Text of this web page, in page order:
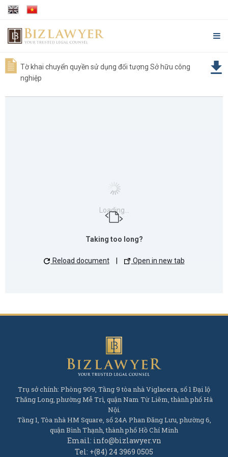
Tờ khai chuyển quyền sử dụng đối tượng Sở hữu công
nghiệp
Loading...
Taking too long?
Reload document Open in new tab
Trụ sở chính: Phòng 909, Tầng 9 tòa nhà Viglacera, số 1 Đại lộ
Thăng Long, phường Mễ Trì, quận Nam Từ Liêm, thành phố Hà
Nội.
Tầng 1, Tòa nhà HM Square, số 24A Phan Đăng Lưu, phường 6,
quận Bình Thạnh, thành phố Hồ Chí Minh
Email: info@bizlawyer.vn
Tel: +(84) 24 3969 0505